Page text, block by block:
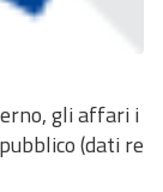
gli affari i
(dati re